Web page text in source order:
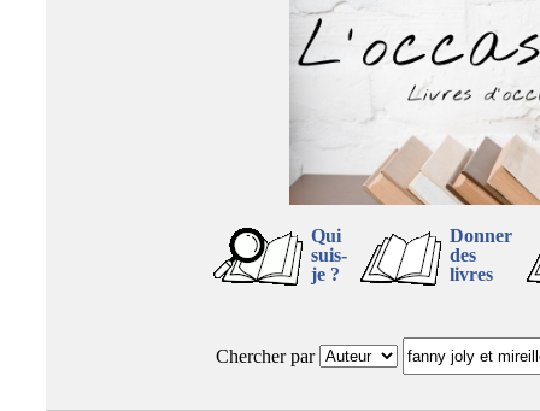
Qui
suis-
je ?
Donner
des
livres
Chercher par